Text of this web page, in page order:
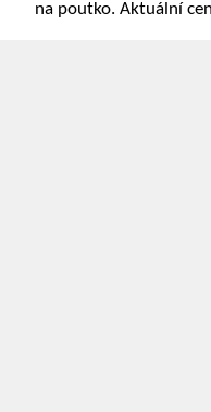
na poutko. Aktuální